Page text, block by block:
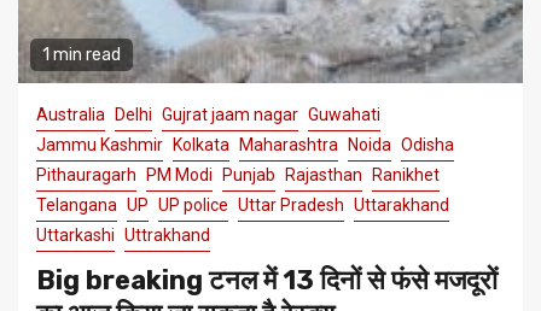
1 min read
Australia Delhi Gujrat jaam nagar Guwahati
Jammu Kashmir
Kolkata Maharashtra Noida Odisha
Pithauragarh
PM Modi Punjab Rajasthan
Ranikhet
Telangana UP UP police Uttar Pradesh Uttarakhand
Uttarkashi Uttrakhand
Big breaking टनल में 13 दिनों से फंसे मजदूरों